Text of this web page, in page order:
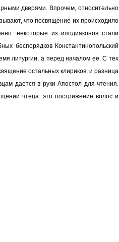
дверями. Впрочем, относительно
что посвящение их происходило
некоторые из иподиаконов стали
беспорядков Константинопольский
литургии, а перед началом ее. С тех
остальных клириков, и разница
дается в руки Апостол для чтения.
чтеца: это пострижение волос и